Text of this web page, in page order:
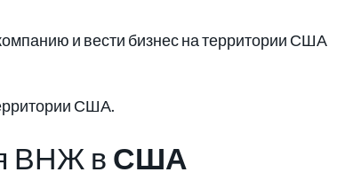
и вести бизнес на территории США
США.
ВНЖ в США